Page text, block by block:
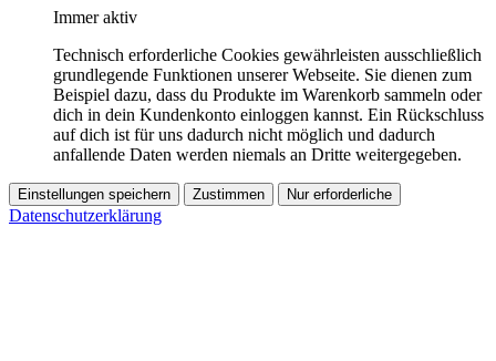
Immer aktiv
Technisch erforderliche Cookies gewährleisten ausschließlich
grundlegende Funktionen unserer Webseite. Sie dienen zum
Beispiel dazu, dass du Produkte im Warenkorb sammeln oder
dich in dein Kundenkonto einloggen kannst. Ein Rückschluss
auf dich ist für uns dadurch nicht möglich und dadurch
anfallende Daten werden niemals an Dritte weitergegeben.
Einstellungen speichern Zustimmen Nur erforderliche
Datenschutzerklärung